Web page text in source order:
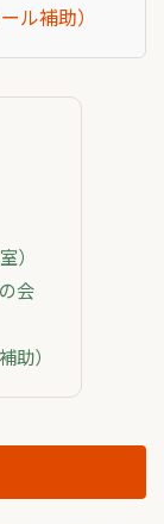
ル補助）
）
会
助）